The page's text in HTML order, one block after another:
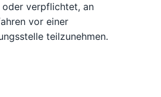
verpflichtet, an
vor einer
teilzunehmen.